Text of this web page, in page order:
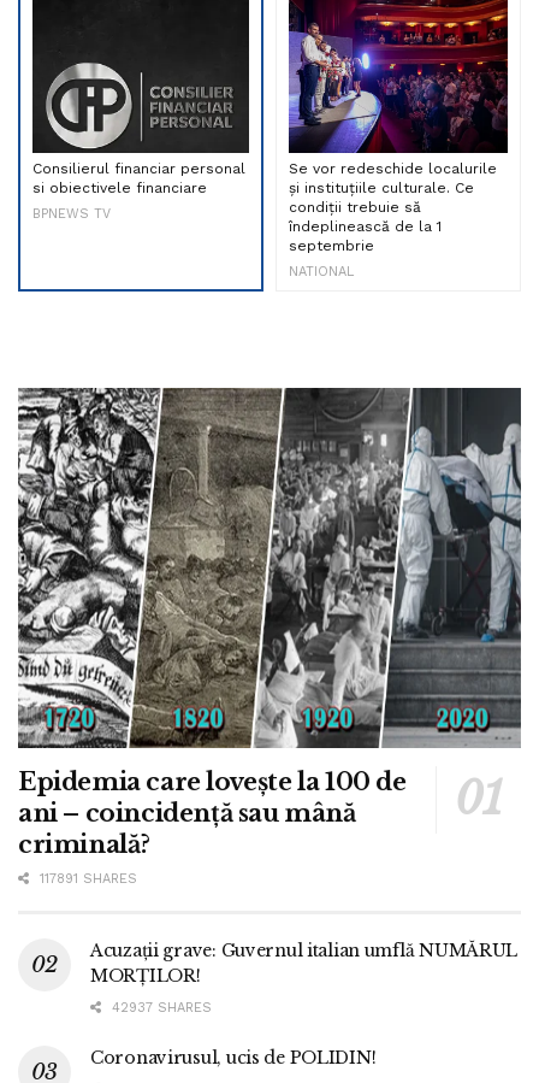
Consilierul financiar personal
si obiectivele financiare
BPNEWS TV
Se vor redeschide localurile
și instituțiile culturale. Ce
condiții trebuie să
îndeplinească de la 1
septembrie
NATIONAL
Epidemia care lovește la 100 de
ani – coincidență sau mână
criminală?
117891 SHARES
Acuzații grave: Guvernul italian umflă NUMĂRUL
MORȚILOR!
42937 SHARES
Coronavirusul, ucis de POLIDIN!